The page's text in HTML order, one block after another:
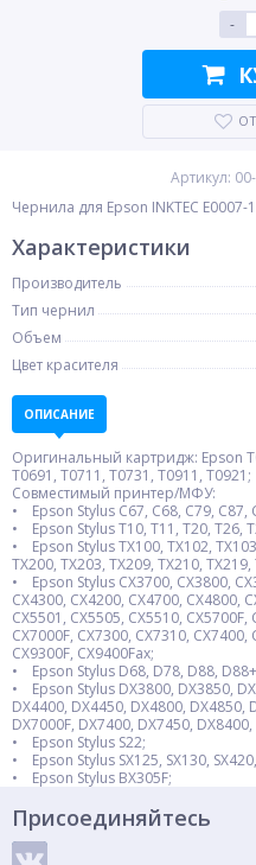
-
Артикул:
Чернила для Epson INKTEC
Характеристики
Производитель
Тип чернил
Объем
Цвет красителя
ОПИСАНИЕ
Оригинальный картридж: Epson
T0691, T0711, T0731, T0911, T0921;
Совместимый принтер/МФУ:
• Epson Stylus C67, C68, C79, C87,
• Epson Stylus T10, T11, T20, T26,
• Epson Stylus TX100, TX102,
TX200, TX203, TX209, TX210,
• Epson Stylus CX3700, CX3800,
CX4300, CX4200, CX4700, CX4800,
CX5501, CX5505, CX5510, CX5700F,
CX7000F, CX7300, CX7310,
CX9300F, CX9400Fax;
• Epson Stylus D68, D78, D88,
• Epson Stylus DX3800, DX3850,
DX4400, DX4450, DX4800, DX4850,
DX7000F, DX7400, DX7450,
• Epson Stylus S22;
• Epson Stylus SX125, SX130,
• Epson Stylus BX305F;
Присоединяйтесь